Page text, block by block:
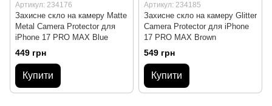
Артикул: 234176
Захисне скло на камеру Matte
Metal Camera Protector для
iPhone 17 PRO MAX Blue
449 грн
Купити
Артикул: 234185
Захисне скло на камеру Glitter
Camera Protector для iPhone
17 PRO MAX Brown
549 грн
Купити